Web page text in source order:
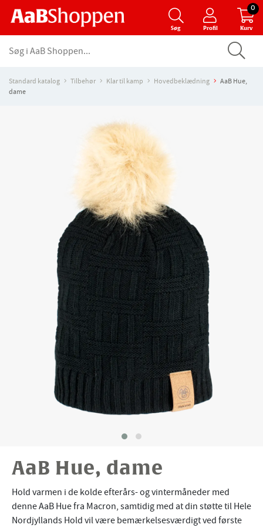
Søg Profil Kurv
0
Standard katalog Tilbehør Klar til kamp Hovedbeklædning
AaB Hue,
dame
AaB Hue, dame
Hold varmen i de kolde efterårs- og vintermåneder med
denne AaB Hue fra Macron, samtidig med at din støtte til Hele
Nordjyllands Hold vil være bemærkelsesværdigt ved første